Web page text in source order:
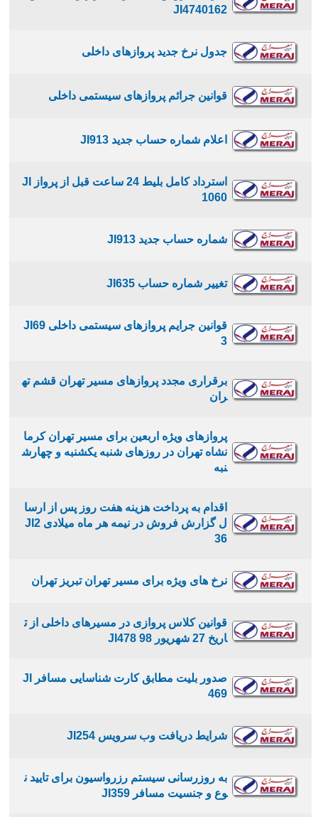
JI4740162
جدول نرخ جدید پروازهای داخلی
قوانین جرائم پروازهای سیستمی داخلی
اعلام شماره حساب جدید JI913
استرداد کامل بلیط 24 ساعت قبل از پرواز JI
1060
شماره حساب جدید JI913
تغییر شماره حساب JI635
قوانین جرایم پروازهای سیستمی داخلی JI69
3
برقراری مجدد پروازهای مسیر تهران قشم ته
ران
پروازهای ویژه اربعین برای مسیر تهران کرما
نشاه تهران در روزهای شنبه یکشنبه و چهارش
نبه
اقدام به پرداخت هزینه هفت روز پس از ارسا
ل گزارش فروش در نیمه هر ماه میلادی JI2
36
نرخ های ویژه برای مسیر تهران تبریز تهران
قوانین کلاس پروازی در مسیرهای داخلی از ت
اریخ 27 شهریور 98 JI478
صدور بلیت مطابق کارت شناسایی مسافر JI
469
شرایط دریافت وب سرویس JI254
به روزرسانی سیستم رزرواسیون برای تایید ن
وع و جنسیت مسافر JI359